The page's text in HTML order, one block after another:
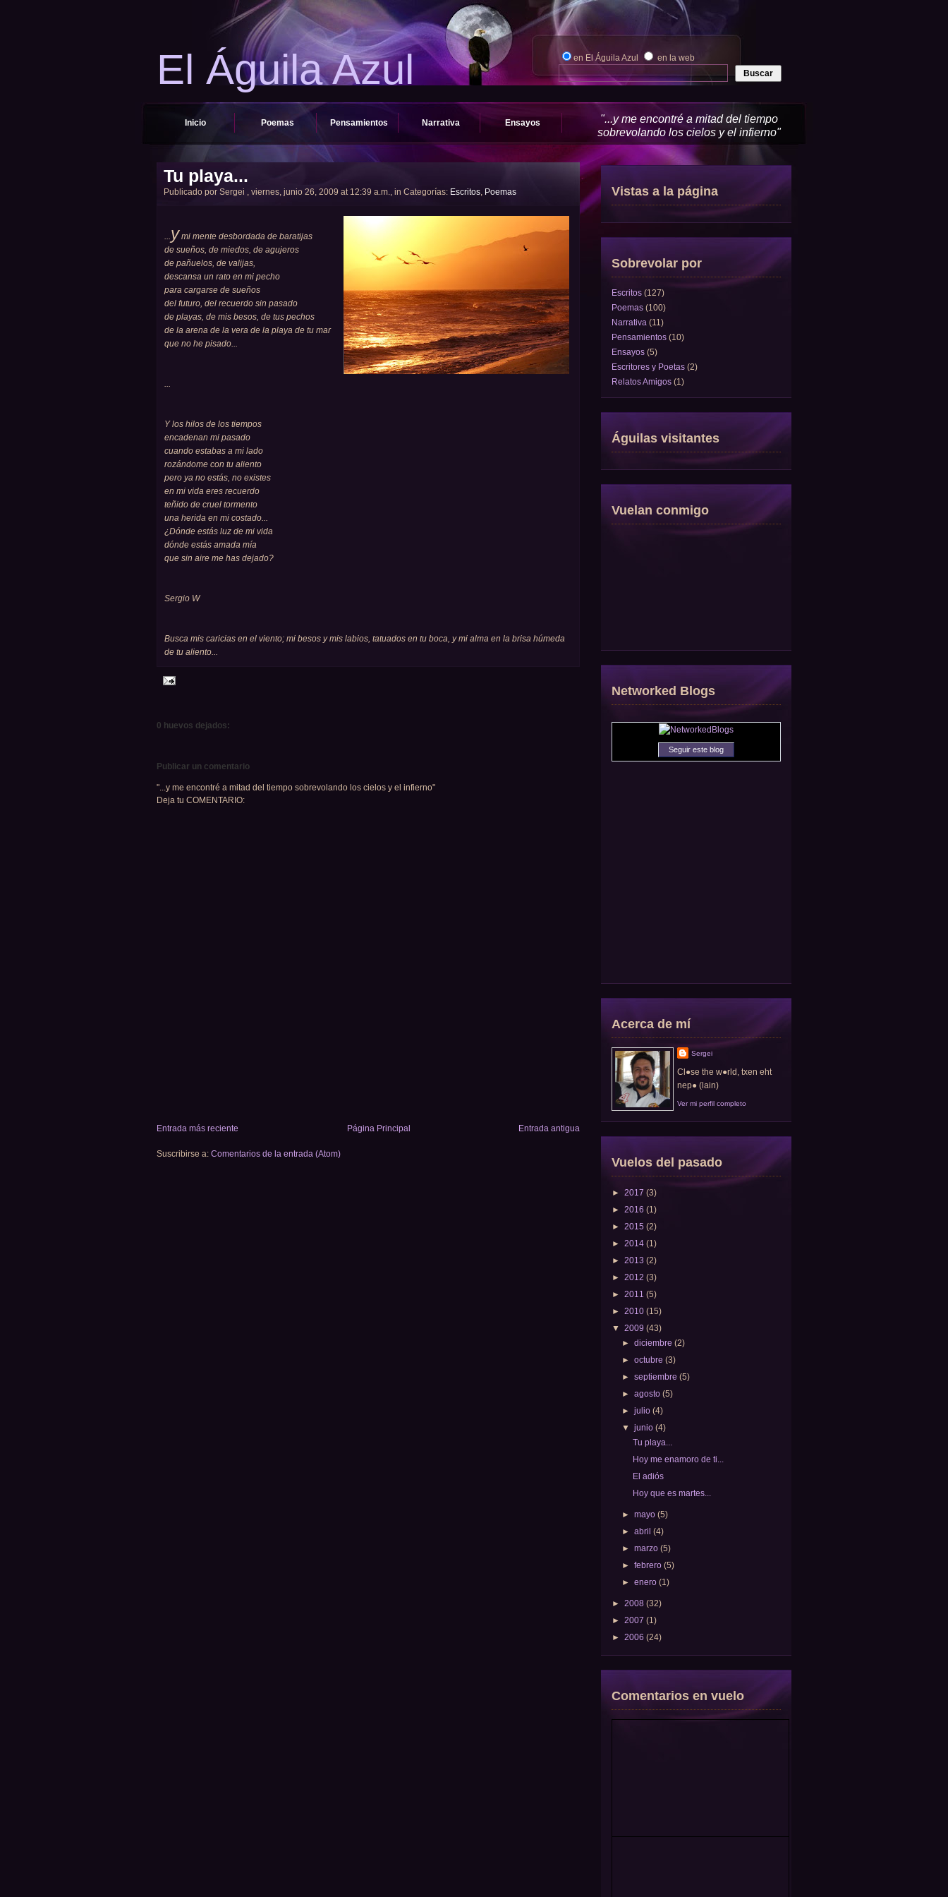
El Águila Azul en El Águila Azul en la web
Inicio Poemas Pensamientos Narrativa Ensayos
"...y me encontré a mitad del tiempo
sobrevolando los cielos y el infierno"
Tu playa...
Publicado por Sergei , viernes, junio 26, 2009 at 12:39 a.m., in Categorías: Escritos, Poemas
...y mi mente desbordada de baratijas
de sueños, de miedos, de agujeros
de pañuelos, de valijas,
descansa un rato en mi pecho
para cargarse de sueños
del futuro, del recuerdo sin pasado
de playas, de mis besos, de tus pechos
de la arena de la vera de la playa de tu mar
que no he pisado...
...
Y los hilos de los tiempos
encadenan mi pasado
cuando estabas a mi lado
rozándome con tu aliento
pero ya no estás, no existes
en mi vida eres recuerdo
teñido de cruel tormento
una herida en mi costado...
¿Dónde estás luz de mi vida
dónde estás amada mía
que sin aire me has dejado?
Sergio W
Busca mis caricias en el viento; mi besos y mis labios, tatuados en tu boca, y mi alma en la brisa húmeda
de tu aliento...
0 huevos dejados:
Publicar un comentario
"...y me encontré a mitad del tiempo sobrevolando los cielos y el infierno"
Deja tu COMENTARIO:
Entrada más reciente Entrada antigua
Página Principal
Suscribirse a: Comentarios de la entrada (Atom)
Vistas a la página
Sobrevolar por
Escritos (127)
Poemas (100)
Narrativa (11)
Pensamientos (10)
Ensayos (5)
Escritores y Poetas (2)
Relatos Amigos (1)
Águilas visitantes
Vuelan conmigo
Networked Blogs
Seguir este blog
Acerca de mí
Sergei
Cl●se the w●rld, txen eht
nep● (lain)
Ver mi perfil completo
Vuelos del pasado
► 2017 (3)
► 2016 (1)
► 2015 (2)
► 2014 (1)
► 2013 (2)
► 2012 (3)
► 2011 (5)
► 2010 (15)
▼ 2009 (43)
►diciembre(2)
►octubre(3)
►septiembre(5)
►agosto(5)
►julio(4)
▼junio(4)
Tu playa...
Hoy me enamoro de ti...
El adiós
Hoy que es martes...
►mayo(5)
►abril(4)
►marzo(5)
►febrero(5)
►enero(1)
► 2008 (32)
► 2007 (1)
► 2006 (24)
Comentarios en vuelo